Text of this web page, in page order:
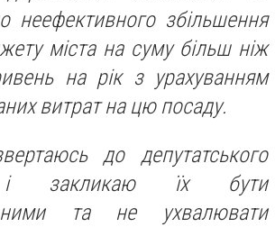
неефективного збільшення
міста на суму більш ніж
на рік з урахуванням
витрат на цю посаду.
до депутатського
і закликаю їх бути
та не ухвалювати